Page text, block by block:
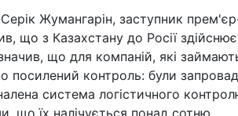
Жумангарін, заступник прем'єр-
що з Казахстану до Росії
що для компаній, які
посилений контроль: були
система логістичного
що їх налічується понад сотню.